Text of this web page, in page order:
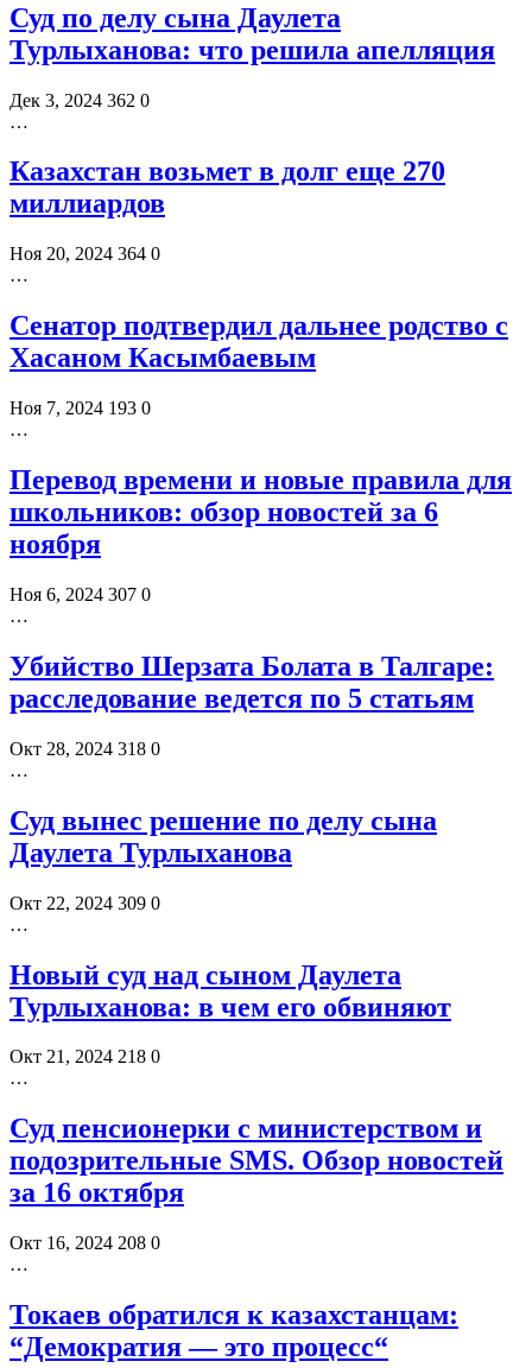
Суд по делу сына Даулета
Турлыханова: что решила апелляция
Дек 3, 2024 362 0
…
Казахстан возьмет в долг еще 270
миллиардов
Ноя 20, 2024 364 0
…
Сенатор подтвердил дальнее родство с
Хасаном Касымбаевым
Ноя 7, 2024 193 0
…
Перевод времени и новые правила для
школьников: обзор новостей за 6
ноября
Ноя 6, 2024 307 0
…
Убийство Шерзата Болата в Талгаре:
расследование ведется по 5 статьям
Окт 28, 2024 318 0
…
Суд вынес решение по делу сына
Даулета Турлыханова
Окт 22, 2024 309 0
…
Новый суд над сыном Даулета
Турлыханова: в чем его обвиняют
Окт 21, 2024 218 0
…
Суд пенсионерки с министерством и
подозрительные SMS. Обзор новостей
за 16 октября
Окт 16, 2024 208 0
…
Токаев обратился к казахстанцам:
“Демократия — это процесс“